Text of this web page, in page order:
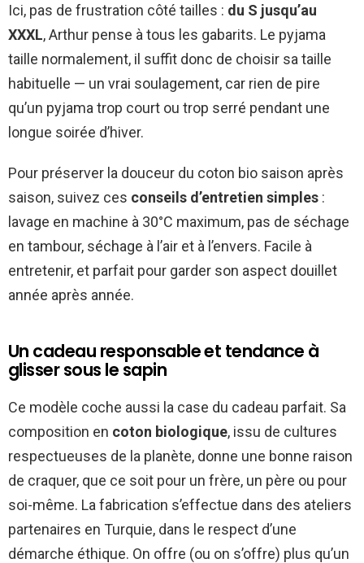
Ici, pas de frustration côté tailles : du S jusqu’au
XXXL, Arthur pense à tous les gabarits. Le pyjama
taille normalement, il suffit donc de choisir sa taille
habituelle — un vrai soulagement, car rien de pire
qu’un pyjama trop court ou trop serré pendant une
longue soirée d’hiver.
Pour préserver la douceur du coton bio saison après
saison, suivez ces conseils d’entretien simples :
lavage en machine à 30°C maximum, pas de séchage
en tambour, séchage à l’air et à l’envers. Facile à
entretenir, et parfait pour garder son aspect douillet
année après année.
Un cadeau responsable et tendance à
glisser sous le sapin
Ce modèle coche aussi la case du cadeau parfait. Sa
composition en coton biologique, issu de cultures
respectueuses de la planète, donne une bonne raison
de craquer, que ce soit pour un frère, un père ou pour
soi-même. La fabrication s’effectue dans des ateliers
partenaires en Turquie, dans le respect d’une
démarche éthique. On offre (ou on s’offre) plus qu’un